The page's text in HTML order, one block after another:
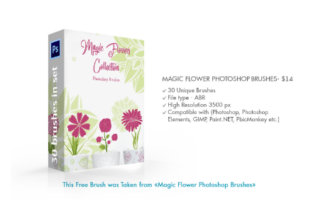
Por favor selecione
Free Ps Brush #8
Magic Flowers
(30 Ps Brushes)
Download Grátis